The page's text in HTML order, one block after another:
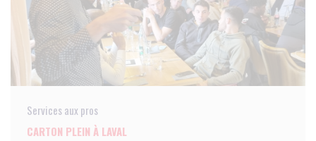
Services aux pros
CARTON PLEIN À LAVAL